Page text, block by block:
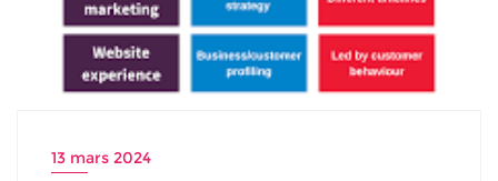
13 mars 2024